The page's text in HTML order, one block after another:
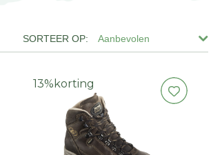
Aanbevolen
13% korting